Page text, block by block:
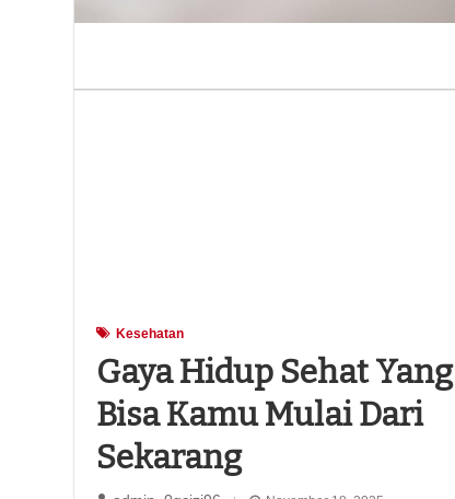
Kesehatan
Gaya Hidup Sehat Yang
Bisa Kamu Mulai Dari
Sekarang